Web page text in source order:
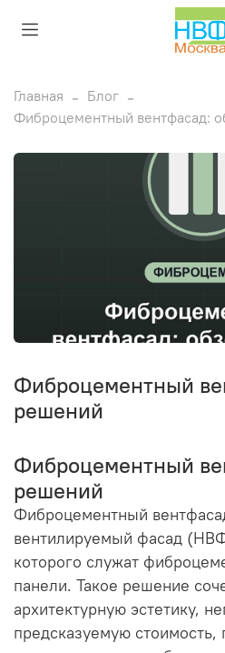
Главная
Блог
Фиброцементный вентфасад:
Фиброцементный
решений
Фиброцементный
решений
Фиброцементный
вентилируемый фасад
которого служат
панели. Такое решение
архитектурную эстетику,
предсказуемую